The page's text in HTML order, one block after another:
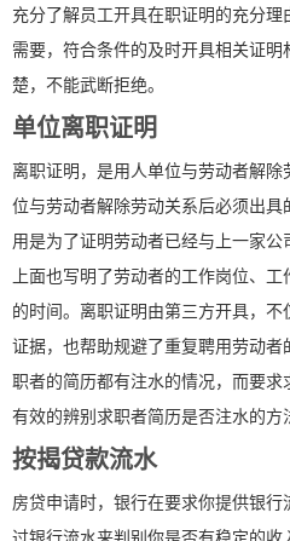
充分了解员工开具在职证明的充分
需要，符合条件的及时开具相关证
楚，不能武断拒绝。
单位离职证明
离职证明，是用人单位与劳动者解
位与劳动者解除劳动关系后必须出
用是为了证明劳动者已经与上一家
上面也写明了劳动者的工作岗位、
的时间。离职证明由第三方开具，
证据，也帮助规避了重复聘用劳动
职者的简历都有注水的情况，而要
有效的辨别求职者简历是否注水的方
按揭贷款流水
房贷申请时，银行在要求你提供银